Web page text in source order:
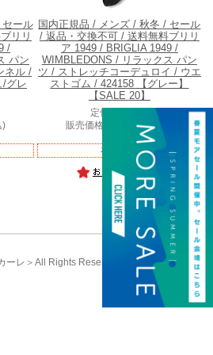
ール
ブリリ
/
パン
ネル /
/グレ
)
国内正規品 / メンズ / 秋冬 / セール
/ 返品・交換不可 / 送料無料ブリリ
ア 1949 / BRIGLIA 1949 /
WIMBLEDONS / リラックス パン
ツ / ストレッチコーデュロイ / ウエ
ストゴム / 424158 【グレー】
【SALE 20】
定価39,600円
販売価格
31,680円(税込)
在庫切れ
ーレ＞ All Rights Reserved. 058-213-8333